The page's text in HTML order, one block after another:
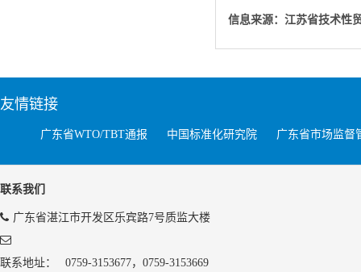
信息来源：江苏省技术性
友情链接
广东省WTO/TBT通报 中国标准化研究院 广东省市场监督
联系我们
广东省湛江市开发区乐宾路7号质监大楼
联系地址： 0759-3153677，0759-3153669